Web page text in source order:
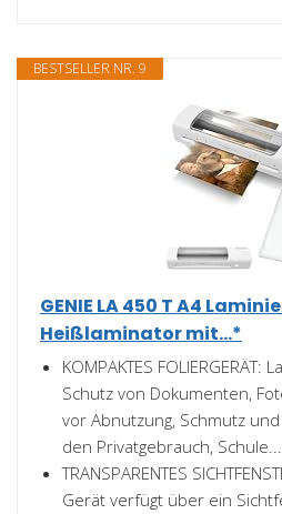
BESTSELLER NR. 9
GENIE LA 450 T A4
Heißlaminator mit...*
KOMPAKTES FOLIERGERÄT:
Schutz von Dokumenten,
vor Abnutzung, Schmutz
den Privatgebrauch, Schule...
TRANSPARENTES
Gerät verfügt über ein